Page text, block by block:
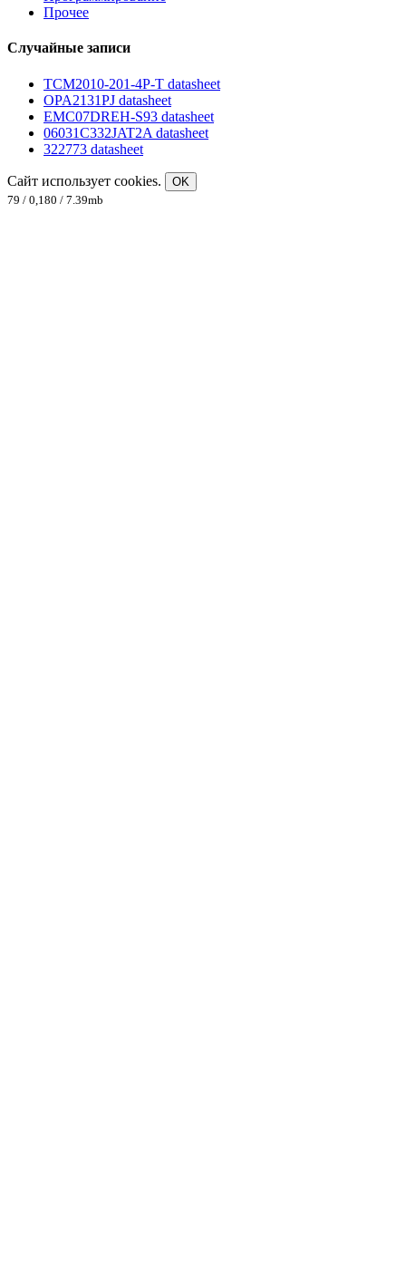
Прочее
Случайные записи
TCM2010-201-4P-T datasheet
OPA2131PJ datasheet
EMC07DREH-S93 datasheet
06031C332JAT2A datasheet
322773 datasheet
Сайт использует cookies.
OK
79 / 0,180 / 7.39mb